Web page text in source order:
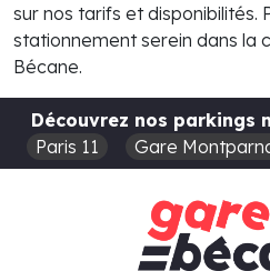
sur nos tarifs et disponibilités.
stationnement serein dans la
Bécane.
Découvrez nos parkings
Paris 11
Gare